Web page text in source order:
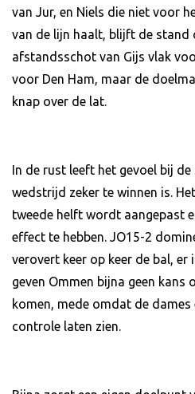
van Jur, en Niels die niet voor
van de lijn haalt, blijft de stand
afstandsschot van Gijs vlak
voor Den Ham, maar de
knap over de lat.
In de rust leeft het gevoel bij de
wedstrijd zeker te winnen is.
tweede helft wordt aangepast
effect te hebben. JO15-2
verovert keer op keer de bal, er
geven Ommen bijna geen kans
komen, mede omdat de
controle laten zien.